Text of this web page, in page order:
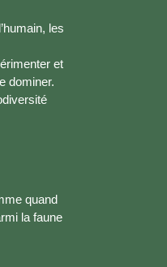
les
et
dominer.
quand
la faune